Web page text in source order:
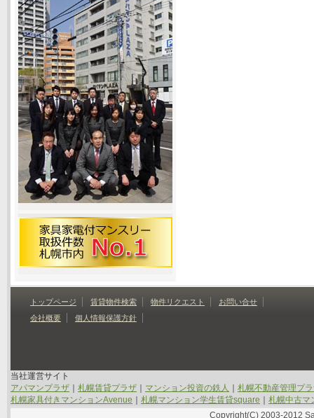
トップページ 賃貸物件検索 物件リクエスト
お問い合せ
会社概要
個人情報保護方針
当社運営サイト
アパマンプラザ
札幌賃貸プラザ マンション投資の鉄人
札幌不動産管理プ
札幌家具付きマンションAvenue
札幌マンション学生賃貸square
札幌中古マ
Copyright(C) 2003-2012